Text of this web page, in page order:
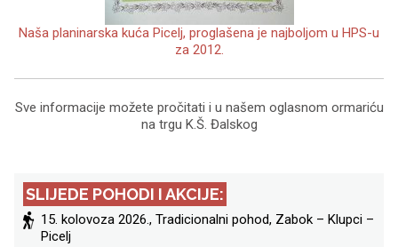
Naša planinarska kuća Picelj, proglašena je najboljom u HPS-u
za 2012.
Sve informacije možete pročitati i u našem oglasnom ormariću
na trgu K.Š. Đalskog
SLIJEDE POHODI I AKCIJE:
15. kolovoza 2026., Tradicionalni pohod, Zabok – Klupci –
Picelj